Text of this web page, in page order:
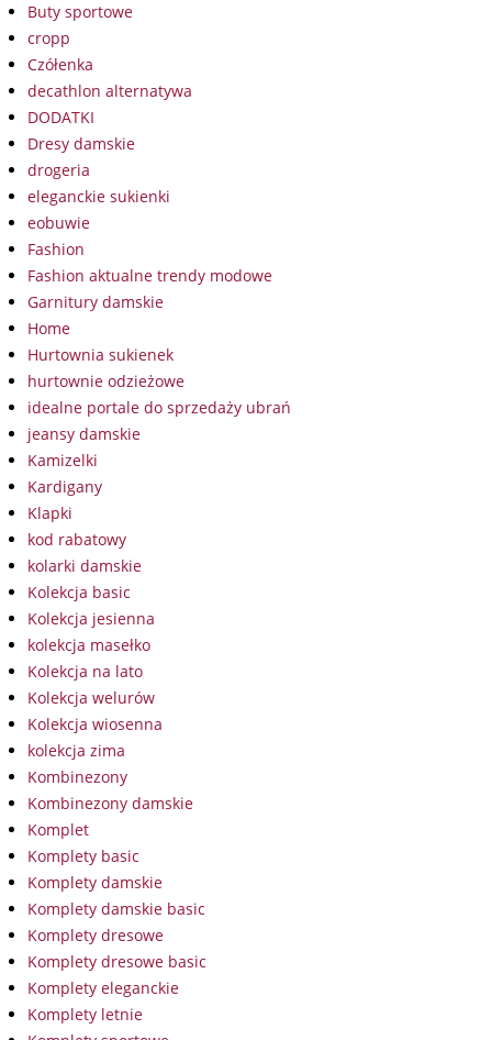
Buty sportowe
cropp
Czółenka
decathlon alternatywa
DODATKI
Dresy damskie
drogeria
eleganckie sukienki
eobuwie
Fashion
Fashion aktualne trendy modowe
Garnitury damskie
Home
Hurtownia sukienek
hurtownie odzieżowe
idealne portale do sprzedaży ubrań
jeansy damskie
Kamizelki
Kardigany
Klapki
kod rabatowy
kolarki damskie
Kolekcja basic
Kolekcja jesienna
kolekcja masełko
Kolekcja na lato
Kolekcja welurów
Kolekcja wiosenna
kolekcja zima
Kombinezony
Kombinezony damskie
Komplet
Komplety basic
Komplety damskie
Komplety damskie basic
Komplety dresowe
Komplety dresowe basic
Komplety eleganckie
Komplety letnie